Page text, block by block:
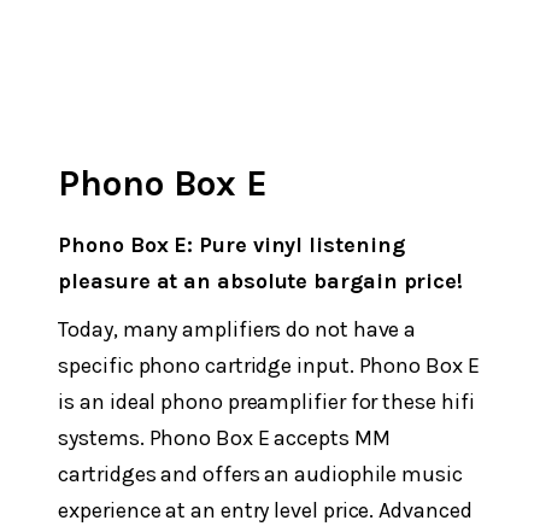
Phono Box E
Phono Box E: Pure vinyl listening
pleasure at an absolute bargain price!
Today, many amplifiers do not have a
specific phono cartridge input. Phono Box E
is an ideal phono preamplifier for these hifi
systems. Phono Box E accepts MM
cartridges and offers an audiophile music
experience at an entry level price. Advanced